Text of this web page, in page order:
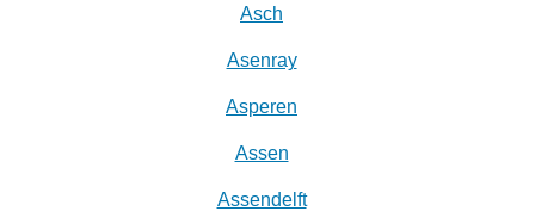
Asch
Asenray
Asperen
Assen
Assendelft